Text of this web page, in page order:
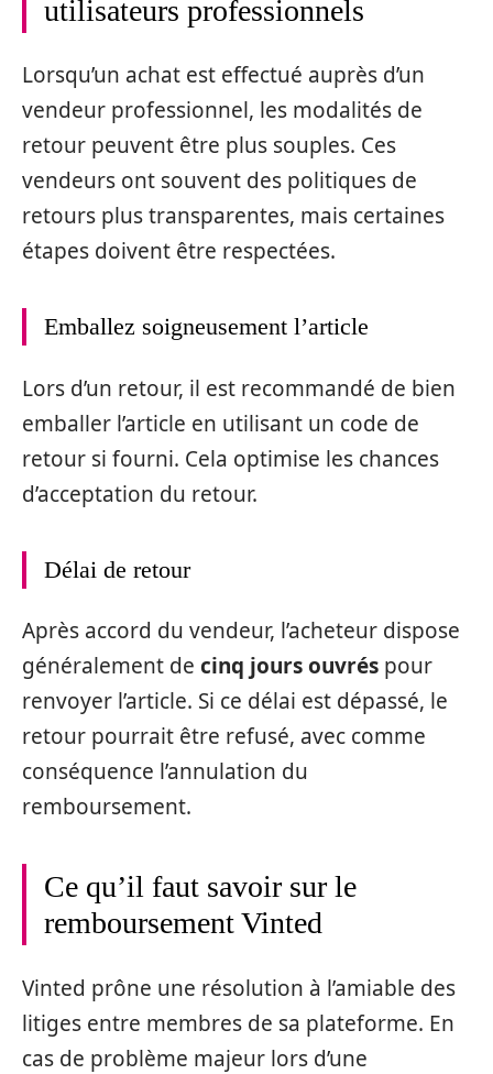
utilisateurs professionnels
Lorsqu’un achat est effectué auprès d’un
vendeur professionnel, les modalités de
retour peuvent être plus souples. Ces
vendeurs ont souvent des politiques de
retours plus transparentes, mais certaines
étapes doivent être respectées.
Emballez soigneusement l’article
Lors d’un retour, il est recommandé de bien
emballer l’article en utilisant un code de
retour si fourni. Cela optimise les chances
d’acceptation du retour.
Délai de retour
Après accord du vendeur, l’acheteur dispose
généralement de cinq jours ouvrés pour
renvoyer l’article. Si ce délai est dépassé, le
retour pourrait être refusé, avec comme
conséquence l’annulation du
remboursement.
Ce qu’il faut savoir sur le
remboursement Vinted
Vinted prône une résolution à l’amiable des
litiges entre membres de sa plateforme. En
cas de problème majeur lors d’une